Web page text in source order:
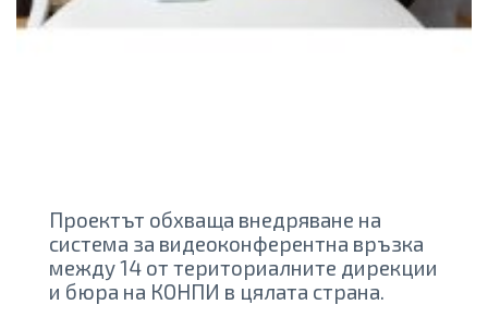
Проектът обхваща внедряване на
система за видеоконферентна връзка
между 14 от териториалните дирекции
и бюра на КОНПИ в цялата страна.